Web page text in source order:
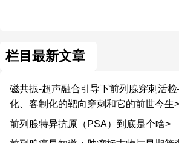
栏目最新文章
磁共振-超声融合引导下前列腺穿刺活
化、客制化的靶向穿刺和它的前世今生>
前列腺特异抗原（PSA）到底是个啥>